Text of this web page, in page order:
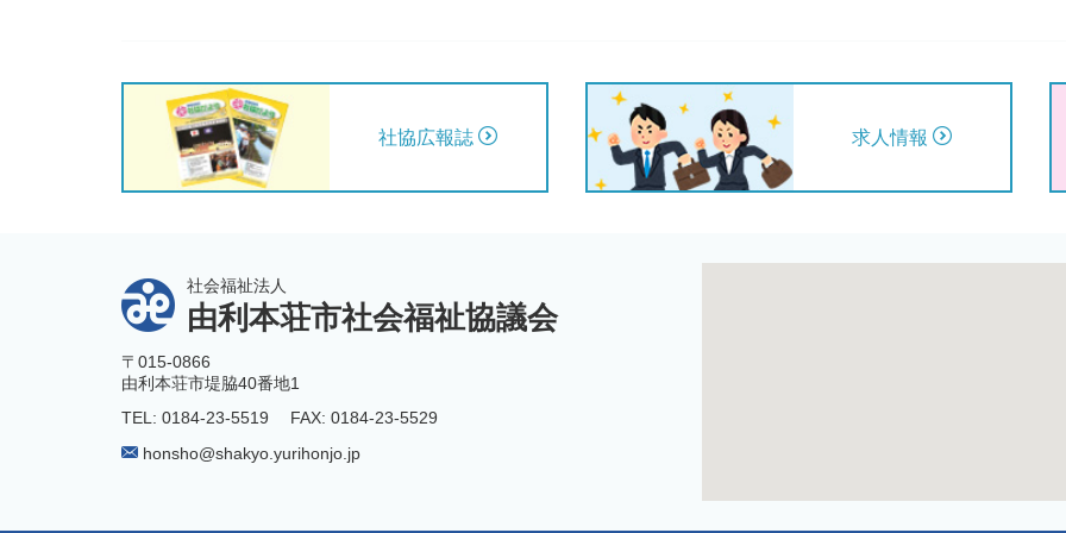
社協広報誌 求人情報
社会福祉法人
由利本荘市社会福祉協議会
〒015-0866
由利本荘市堤脇40番地1
TEL: 0184-23-5519
FAX: 0184-23-5529
honsho@shakyo.yurihonjo.jp